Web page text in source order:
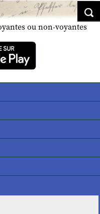
ou non-voyantes